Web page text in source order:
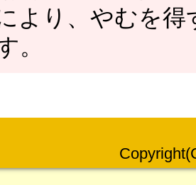
より、やむを
。